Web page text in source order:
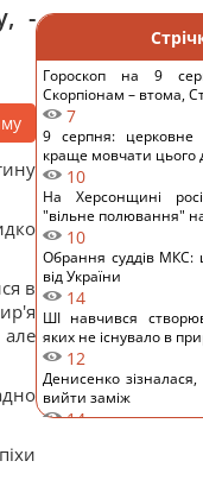
-
в
Гороскоп на 9
Скорпіонам – втома,
7
9 серпня: церковне
краще мовчати цього
10
На Херсонщині
"вільне полювання"
10
Обрання суддів МКС:
від України
14
ШІ навчився
яких не існувало в
12
Денисенко
вийти заміж
14